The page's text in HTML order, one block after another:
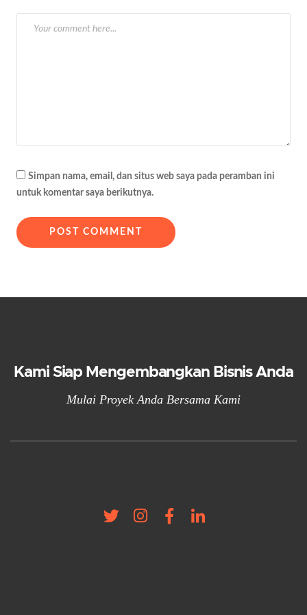
Simpan nama, email, dan situs web saya pada peramban ini
untuk komentar saya berikutnya.
Kami Siap Mengembangkan Bisnis Anda
Mulai Proyek Anda Bersama Kami